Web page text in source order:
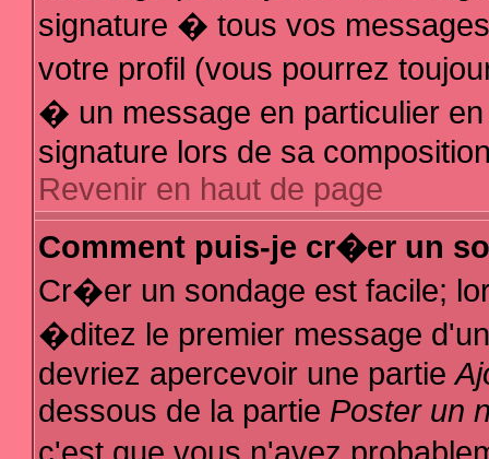
signature � tous vos
votre profil (vous pourrez
� un message en particulier
signature lors de sa
Revenir en haut de page
Comment puis-je cr�er un
Cr�er un sondage est facile;
�ditez le premier message
devriez apercevoir une partie
dessous de la partie Poster un